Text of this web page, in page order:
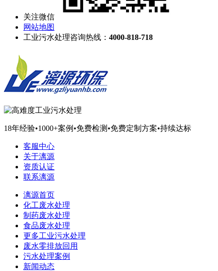
关注微信
网站地图
工业污水处理咨询热线： 4000-818-718
18年经验•1000+案例 •免费检测 •免费定制方案•持续达标
客服中心
关于漓源
资质认证
联系漓源
漓源首页
化工废水处理
制药废水处理
食品废水处理
更多工业污水处理
废水零排放回用
污水处理案例
新闻动态